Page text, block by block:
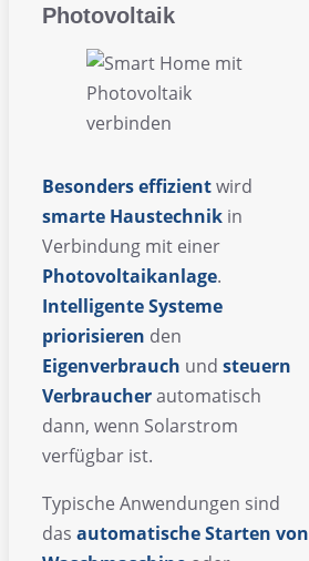
Photovoltaik
Besonderseffizientwird
smarte Haustechnik in
Verbindung mit einer
Photovoltaikanlage.
IntelligenteSysteme
priorisieren den
Eigenverbrauch und steuern
Verbraucherautomatisch
dann, wenn Solarstrom
verfügbar ist.
Typische Anwendungen sind
das automatischeStarten von